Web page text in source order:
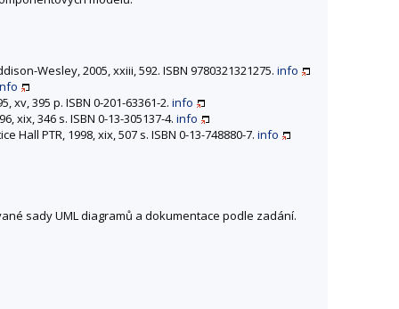
Wesley, 2005, xxiii, 592. ISBN 9780321321275. info
xv, 395 p. ISBN 0-201-63361-2. info
xix, 346 s. ISBN 0-13-305137-4. info
Hall PTR, 1998, xix, 507 s. ISBN 0-13-748880-7. info
sady UML diagramů a dokumentace podle zadání.